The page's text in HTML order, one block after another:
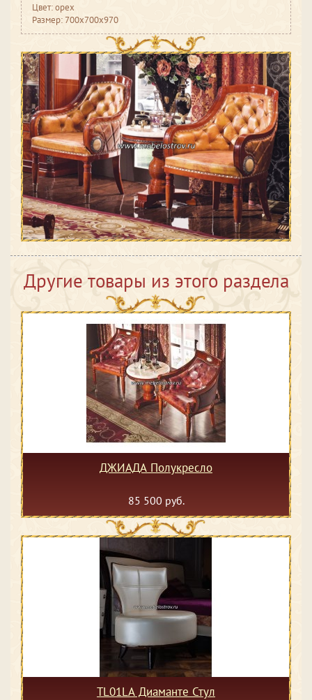
Цвет: орех
Размер: 700x700x970
Другие товары из этого раздела
ДЖИАДА Полукресло
85 500 руб.
TL01LA Диаманте Стул